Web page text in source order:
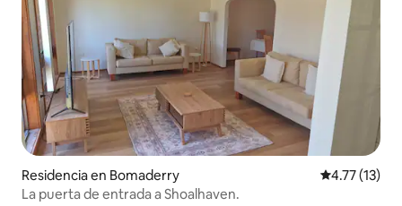
Residencia en Bomaderry Calificación
4.77 (13)
La puerta de entrada a Shoalhaven.